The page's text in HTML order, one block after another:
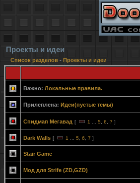
Проекты и идеи
Список разделов - Проекты и идеи
Важно: Локальные правила.
Прилеплена: Идеи(пустые темы)
Спидмап Мегавад [ 1 5 6 7 ]
Dark Walls [ 1 5 6 7 ]
Stair Game
Мод для Strife (ZD,GZD)